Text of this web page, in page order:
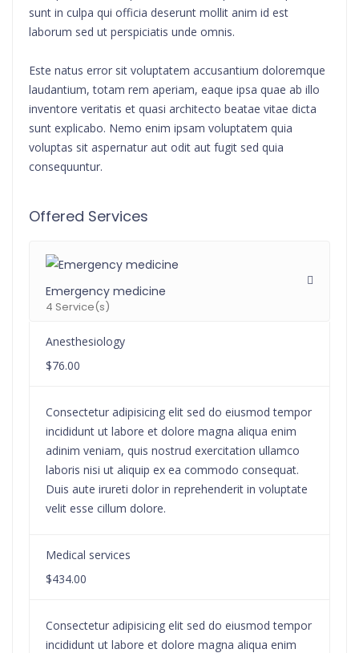
sunt in culpa qui officia deserunt mollit anim id est
laborum sed ut perspiciatis unde omnis.
Este natus error sit voluptatem accusantium doloremque
laudantium, totam rem aperiam, eaque ipsa quae ab illo
inventore veritatis et quasi architecto beatae vitae dicta
sunt explicabo. Nemo enim ipsam voluptatem quia
voluptas sit aspernatur aut odit aut fugit sed quia
consequuntur.
Offered Services
Emergency medicine
4 Service(s)
Anesthesiology
$76.00
Consectetur adipisicing elit sed do eiusmod tempor
incididunt ut labore et dolore magna aliqua enim
adinim veniam, quis nostrud exercitation ullamco
laboris nisi ut aliquip ex ea commodo consequat.
Duis aute irureti dolor in reprehenderit in voluptate
velit esse cillum dolore.
Medical services
$434.00
Consectetur adipisicing elit sed do eiusmod tempor
incididunt ut labore et dolore magna aliqua enim